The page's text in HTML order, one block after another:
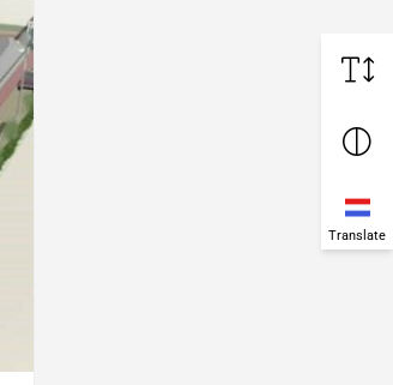
Translate